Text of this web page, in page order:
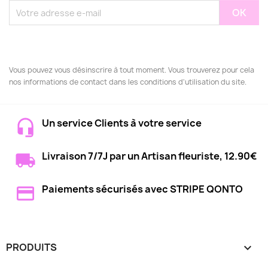
Vous pouvez vous désinscrire à tout moment. Vous trouverez pour cela
nos informations de contact dans les conditions d'utilisation du site.
Un service Clients à votre service
Livraison 7/7J par un Artisan fleuriste, 12.90€
Paiements sécurisés avec STRIPE QONTO
PRODUITS 